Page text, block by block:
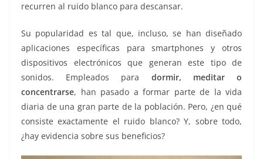
recurren al ruido blanco para descansar.
Su popularidad es tal que, incluso, se han diseñado
aplicaciones específicas para smartphones y otros
dispositivos electrónicos que generan este tipo de
sonidos. Empleados para dormir, meditar o
concentrarse, han pasado a formar parte de la vida
diaria de una gran parte de la población. Pero, ¿en qué
consiste exactamente el ruido blanco? Y, sobre todo,
¿hay evidencia sobre sus beneficios?